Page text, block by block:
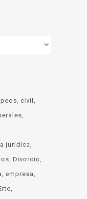
civil
jurídica
Divorcio
empresa